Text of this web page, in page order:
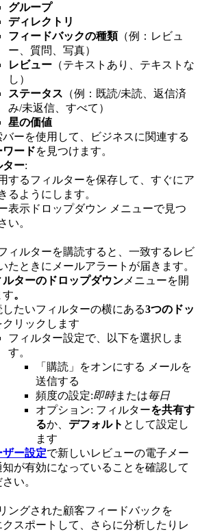
グループ
ディレクトリ
フィードバックの種類（例：レビュ
ー、質問、写真）
レビュー （テキストあり、テキストな
し）
ステータス （例：既読/未読、返信済
み/未返信、すべて）
星の価値
バーを使用して、ビジネスに関連する
ワードを見つけます。
ター:
するフィルターを保存して、すぐにア
るようにします。
表示ドロップダウン メニューで見つ
い。
ィルターを購読すると、一致するレビ
たときにメールアラートが届きます。
ルターのドロップダウン メニューを開
す。
したいフィルターの横にある3つのドッ
クリックします
フィルター設定で、以下を選択しま
す。
「購読」をオンにする メールを
送信する
頻度の設定:即時または毎日
オプション: フィルターを共有す
るか、 デフォルト として設定し
ます
ザー設定で新しいレビューの電子メー
知が有効になっていることを確認して
い。
ングされた顧客フィードバックを
クスポートして、さらに分析したりレ